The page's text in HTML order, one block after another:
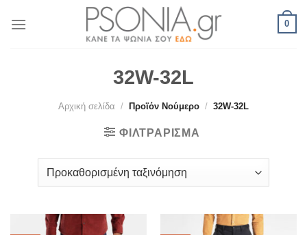
0
32W-32L
Αρχική σελίδα / Προϊόν Νούμερο / 32W-32L
ΦΙΛΤΡΆΡΙΣΜΑ